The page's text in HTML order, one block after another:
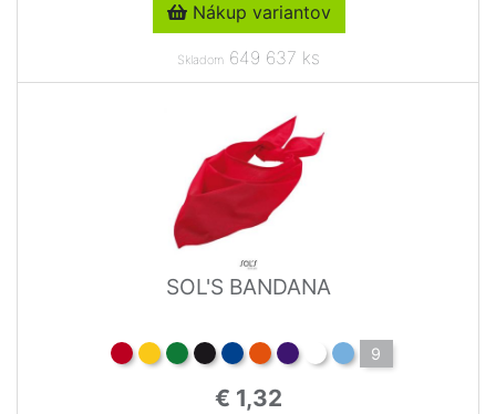
Nákup variantov
Skladom 649 637 ks
SOL'S BANDANA
9
€ 1,32